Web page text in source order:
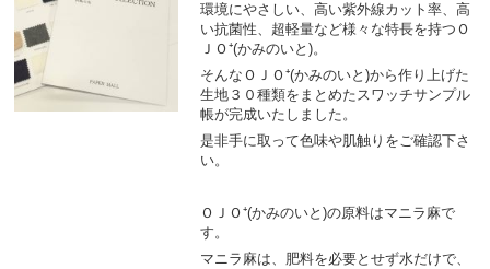
環境にやさしい、高い紫外線カット率、高
い抗菌性、超軽量など様々な特長を持つＯ
ＪＯ⁺(かみのいと)。
そんなＯＪＯ⁺(かみのいと)から作り上げた
生地３０種類をまとめたスワッチサンプル
帳が完成いたしました。
是非手に取って色味や肌触りをご確認下さ
い。
ＯＪＯ⁺(かみのいと)の原料はマニラ麻で
す。
マニラ麻は、肥料を必要とせず水だけで、